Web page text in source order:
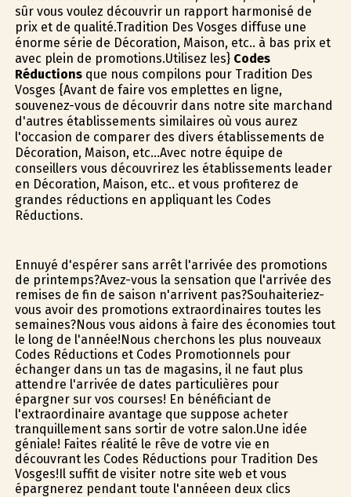
sûr vous voulez découvrir un rapport harmonisé de
prix et de qualité.Tradition Des Vosges diffuse une
énorme série de Décoration, Maison, etc.. à bas prix et
avec plein de promotions.Utilisez les} Codes
Réductionsque nous compilons pour Tradition Des
Vosges {Avant de faire vos emplettes en ligne,
souvenez-vous de découvrir dans notre site marchand
d'autres établissements similaires où vous aurez
l'occasion de comparer des divers établissements de
Décoration, Maison, etc...Avec notre équipe de
conseillers vous découvrirez les établissements leader
en Décoration, Maison, etc.. et vous profiterez de
grandes réductions en appliquant les Codes
Réductions.
Ennuyé d'espérer sans arrêt l'arrivée des promotions
de printemps?Avez-vous la sensation que l'arrivée des
remises de fin de saison n'arrivent pas?Souhaiteriez-
vous avoir des promotions extraordinaires toutes les
semaines?Nous vous aidons à faire des économies tout
le long de l'année!Nous cherchons les plus nouveaux
Codes Réductions et Codes Promotionnels pour
échanger dans un tas de magasins, il ne faut plus
attendre l'arrivée de dates particulières pour
épargner sur vos courses! En bénéficiant de
l'extraordinaire avantage que suppose acheter
tranquillement sans sortir de votre salon.Une idée
géniale! Faites réalité le rêve de votre vie en
découvrant les Codes Réductions pour Tradition Des
Vosges!Il suffit de visiter notre site web et vous
épargnerez pendant toute l'annéeen deux clics